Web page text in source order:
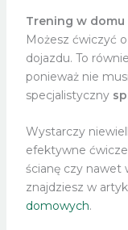
Trening w domu
Możesz ćwiczyć
dojazdu. To
ponieważ nie
specjalistyczny
Wystarczy
efektywne
ścianę czy nawet
znajdziesz w
domowych.